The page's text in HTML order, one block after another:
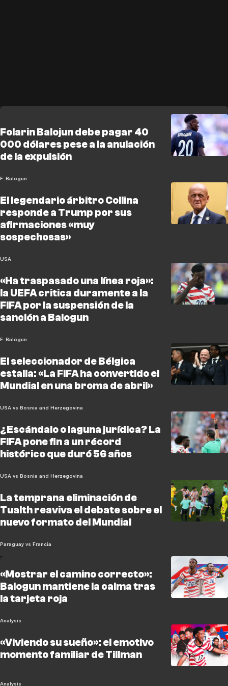
Folarin Balojun debe pagar 40
000 dólares pese a la anulación
de la expulsión
F. Balogun
El legendario árbitro Collina
responde a Trump por sus
afirmaciones «muy
sospechosas»
USA
«Ha traspasado una línea roja»:
la UEFA critica duramente a la
FIFA por la suspensión de la
sanción a Balogun
F. Balogun
El seleccionador de Bélgica
estalla: «La FIFA ha convertido el
Mundial en una broma de abril»
USA vs Bosnia and Herzegovina
¿Escándalo o laguna jurídica? La
FIFA pone fin a un récord
histórico que duró 56 años
USA vs Bosnia and Herzegovina
La temprana eliminación de
Tualth reaviva el debate sobre el
nuevo formato del Mundial
Paraguay vs Francia
«Mostrar el camino correcto»:
Balogun mantiene la calma tras
la tarjeta roja
Analysis
«Viviendo su sueño»: el emotivo
momento familiar de Tillman
Analysis